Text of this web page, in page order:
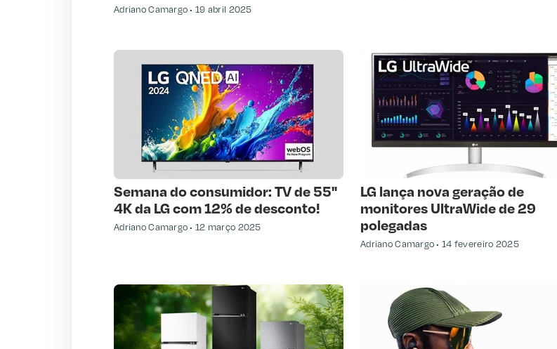
Adriano Camargo 19 abril 2025
Semana do consumidor: TV de 55"
4K da LG com 12% de desconto!
Adriano Camargo 12 março 2025
LG lança nova geração de
monitores UltraWide de 29
polegadas
Adriano Camargo 14 fevereiro 2025